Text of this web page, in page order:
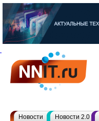
Новости Новости 2.0